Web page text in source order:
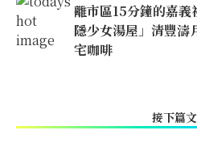
離市區15分鐘的嘉義
隱少女湯屋」清豐濤
宅咖啡
接下篇